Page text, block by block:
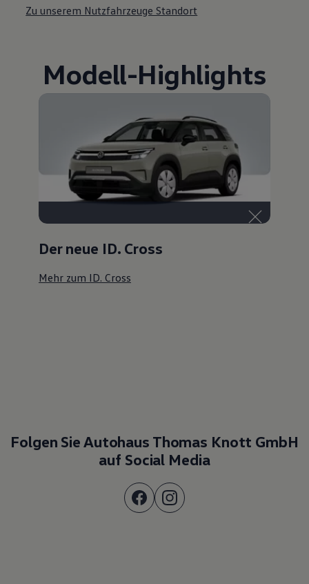
Zu unserem Nutzfahrzeuge Standort
Modell-Highlights
Der neue ID. Cross
Mehr zum ID. Cross
Folgen Sie Autohaus Thomas Knott GmbH
auf Social Media